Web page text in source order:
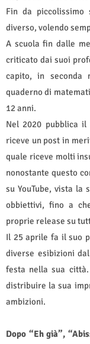
Fin da
diverso, volendo
A scuola fin dalle
criticato dai suoi
capito, in seconda
quaderno di
12 anni.
Nel 2020 pubblica il
riceve un post in
quale riceve molti
nonostante questo
su YouTube, vista la
obbiettivi, fino a
proprie release su
Il 25 aprile fa il suo
diverse esibizioni
festa nella sua
distribuire la sua
ambizioni.
Dopo “Eh già”,